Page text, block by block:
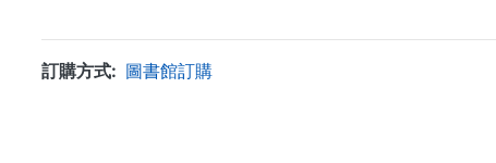
訂購方式 圖書館訂購